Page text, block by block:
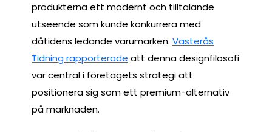
produkterna ett modernt och tilltalande
utseende som kunde konkurrera med
dåtidens ledande varumärken. Västerås
Tidning rapporterade att denna designfilosofi
var central i företagets strategi att
positionera sig som ett premium-alternativ
på marknaden.